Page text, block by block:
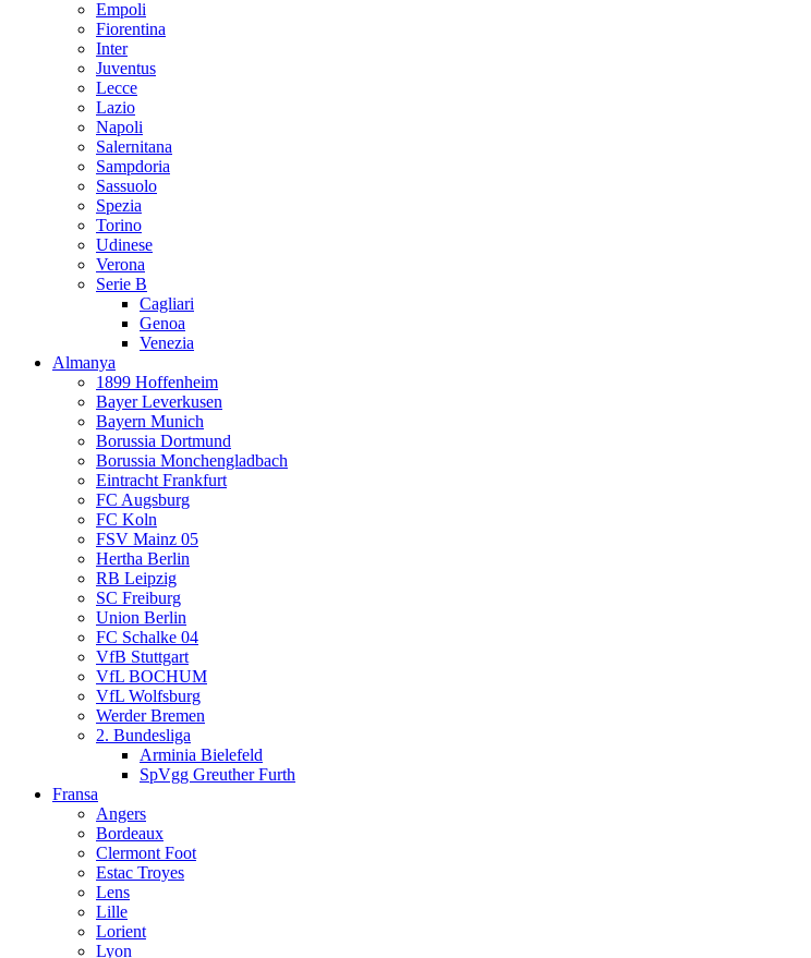
Empoli
Fiorentina
Inter
Juventus
Lecce
Lazio
Napoli
Salernitana
Sampdoria
Sassuolo
Spezia
Torino
Udinese
Verona
Serie B
Cagliari
Genoa
Venezia
Almanya
1899 Hoffenheim
Bayer Leverkusen
Bayern Munich
Borussia Dortmund
Borussia Monchengladbach
Eintracht Frankfurt
FC Augsburg
FC Koln
FSV Mainz 05
Hertha Berlin
RB Leipzig
SC Freiburg
Union Berlin
FC Schalke 04
VfB Stuttgart
VfL BOCHUM
VfL Wolfsburg
Werder Bremen
2. Bundesliga
Arminia Bielefeld
SpVgg Greuther Furth
Fransa
Angers
Bordeaux
Clermont Foot
Estac Troyes
Lens
Lille
Lorient
Lyon